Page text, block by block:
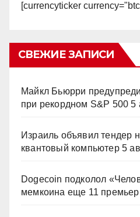
[currencyticker
СВЕЖИЕ ЗАПИСИ
Майкл Бьюрри
при рекордном S&P 500 5
Израиль объявил тендер
квантовый компьютер 5
Dogecoin подколол
мемкоина еще 11 премьер